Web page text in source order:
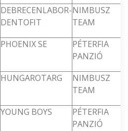
DEBRECENLABOR-
DENTOFIT
NIMBUSZ
TEAM
PHOENIX SE
PÉTERFIA
PANZIÓ
HUNGAROTARG
NIMBUSZ
TEAM
YOUNG BOYS
PÉTERFIA
PANZIÓ